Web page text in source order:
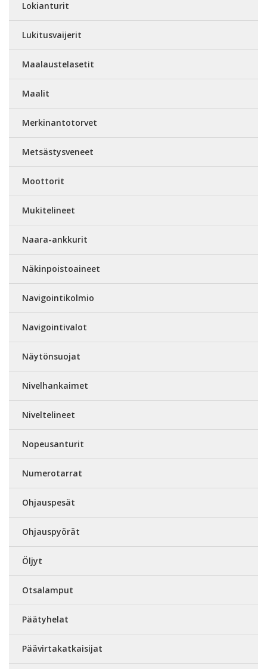
Lokianturit
Lukitusvaijerit
Maalaustelasetit
Maalit
Merkinantotorvet
Metsästysveneet
Moottorit
Mukitelineet
Naara-ankkurit
Näkinpoistoaineet
Navigointikolmio
Navigointivalot
Näytönsuojat
Nivelhankaimet
Niveltelineet
Nopeusanturit
Numerotarrat
Ohjauspesät
Ohjauspyörät
Öljyt
Otsalamput
Päätyhelat
Päävirtakatkaisijat